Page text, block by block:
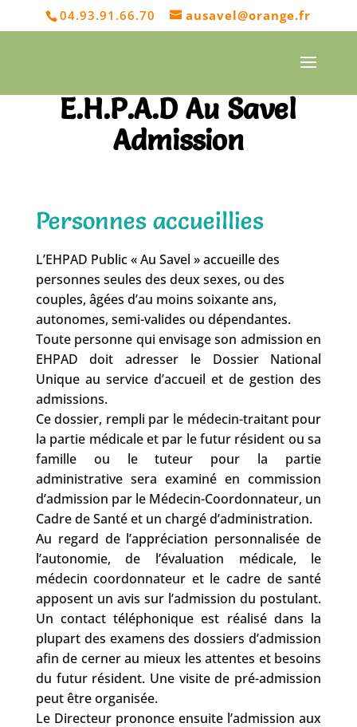
04.93.91.66.70 ausavel@orange.fr
E.H.P.A.D Au Savel
Admission
Personnes accueillies
L’EHPAD Public « Au Savel » accueille des
personnes seules des deux sexes, ou des
couples, âgées d’au moins soixante ans,
autonomes, semi-valides ou dépendantes.
Toute personne qui envisage son admission en
EHPAD doit adresser le Dossier National
Unique au service d’accueil et de gestion des
admissions.
Ce dossier, rempli par le médecin-traitant pour
la partie médicale et par le futur résident ou sa
famille ou le tuteur pour la partie
administrative sera examiné en commission
d’admission par le Médecin-Coordonnateur, un
Cadre de Santé et un chargé d’administration.
Au regard de l’appréciation personnalisée de
l’autonomie, de l’évaluation médicale, le
médecin coordonnateur et le cadre de santé
apposent un avis sur l’admission du postulant.
Un contact téléphonique est réalisé dans la
plupart des examens des dossiers d’admission
afin de cerner au mieux les attentes et besoins
du futur résident. Une visite de pré-admission
peut être organisée.
Le Directeur prononce ensuite l’admission aux